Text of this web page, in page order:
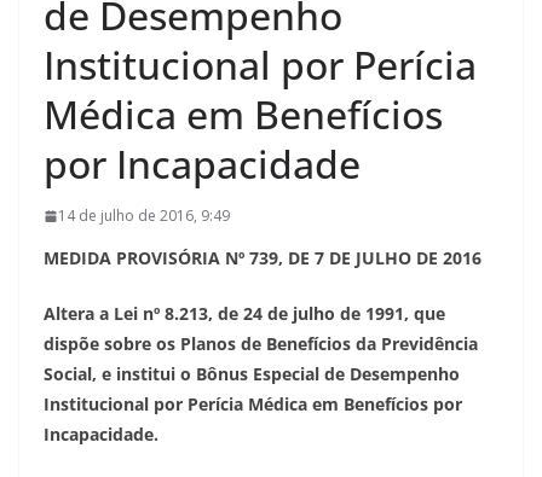
de Desempenho
Institucional por Perícia
Médica em Benefícios
por Incapacidade
14 de julho de 2016, 9:49
MEDIDA PROVISÓRIA Nº 739, DE 7 DE JULHO DE 2016
Altera a Lei nº 8.213, de 24 de julho de 1991, que
dispõe sobre os Planos de Benefícios da Previdência
Social, e institui o Bônus Especial de Desempenho
Institucional por Perícia Médica em Benefícios por
Incapacidade.